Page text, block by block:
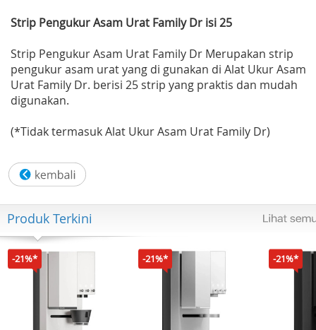
Strip Pengukur Asam Urat Family Dr isi 25
Strip Pengukur Asam Urat Family Dr Merupakan strip
pengukur asam urat yang di gunakan di Alat Ukur Asam
Urat Family Dr. berisi 25 strip yang praktis dan mudah
digunakan.
(*Tidak termasuk Alat Ukur Asam Urat Family Dr)
Produk Terkini
-21%* -21%* -21%*